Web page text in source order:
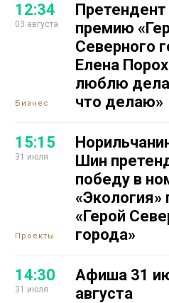
12:34
03 августа
Бизнес
Претендент
премию
Северного
Елена
люблю
что делаю»
15:15
31 июля
Проекты
Шин
победу в
«Экология»
«Герой
города»
14:30
31 июля
Афиша 31
августа